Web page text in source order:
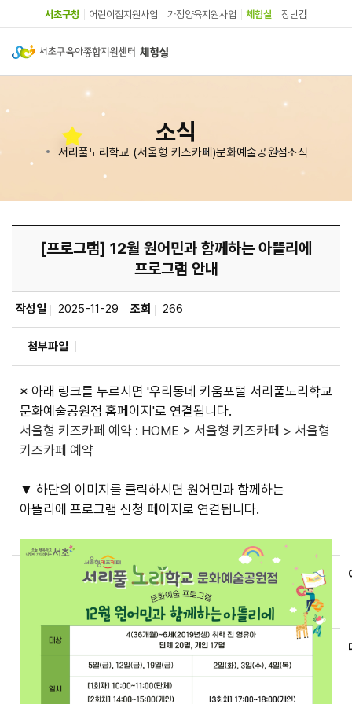
서초구청 어린이집지원사업 가정양육지원사업 체험실 장난감
소식
서리풀노리학교 (서울형 키즈카페)문화예술공원점소식
[프로그램] 12월 원어민과 함께하는 아뜰리에
프로그램 안내
작성일 2025-11-29 조회 266
첨부파일
※ 아래 링크를 누르시면 '우리동네 키움포털 서리풀노리학교
문화예술공원점 홈페이지'로 연결됩니다.
서울형 키즈카페 예약 : HOME > 서울형 키즈카페 > 서울형
키즈카페 예약
▼ 하단의 이미지를 클릭하시면 원어민과 함께하는
아뜰리에 프로그램 신청 페이지로 연결됩니다.